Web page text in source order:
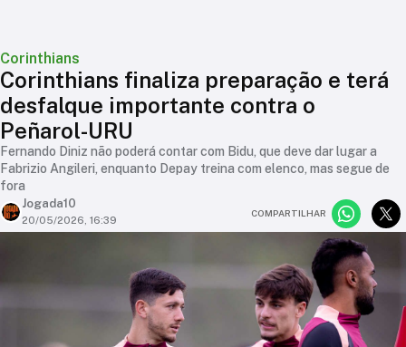
Corinthians
Corinthians finaliza preparação e terá
desfalque importante contra o
Peñarol-URU
Fernando Diniz não poderá contar com Bidu, que deve dar lugar a
Fabrizio Angileri, enquanto Depay treina com elenco, mas segue de
fora
Jogada10
20/05/2026, 16:39
COMPARTILHAR